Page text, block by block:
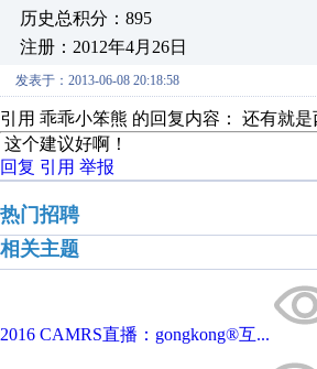
历史总积分：895
注册：2012年4月26日
发表于：2013-06-08 20:18:58
引用 乖乖小笨熊 的回复内容： 还有就
这个建议好啊！
回复 引用 举报
热门招聘
相关主题
2016 CAMRS直播：gongkong®互...